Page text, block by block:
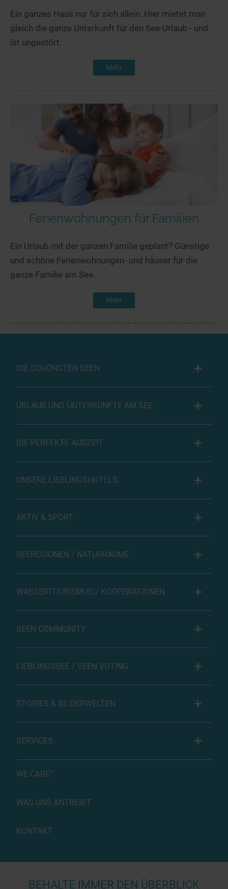
Ein ganzes Haus nur für sich allein. Hier mietet man
gleich die ganze Unterkunft für den See-Urlaub - und
ist ungestört.
Mehr
Ferienwohnungen für Familien
Ein Urlaub mit der ganzen Familie geplant? Günstige
und schöne Ferienwohnungen- und häuser für die
ganze Familie am See.
Mehr
DIE SCHÖNSTEN SEEN
URLAUB UND UNTERKÜNFTE AM SEE
DIE PERFEKTE AUSZEIT
UNSERE LIEBLINGSHOTELS
AKTIV & SPORT
SEEREGIONEN / NATURRÄUME
WASSERTOURISMUS / KOOPERATIONEN
SEEN COMMUNITY
LIEBLINGSSEE / SEEN VOTING
STORIES & BILDERWELTEN
SERVICES
WE CARE™
WAS UNS ANTREIBT
KONTAKT
BEHALTE IMMER DEN ÜBERBLICK